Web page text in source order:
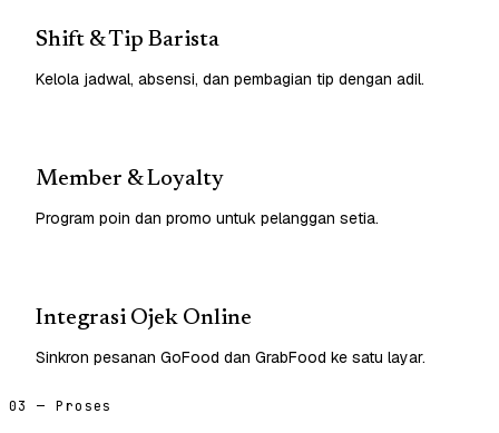
Shift & Tip Barista
Kelola jadwal, absensi, dan pembagian tip dengan adil.
Member & Loyalty
Program poin dan promo untuk pelanggan setia.
Integrasi Ojek Online
Sinkron pesanan GoFood dan GrabFood ke satu layar.
03 — Proses